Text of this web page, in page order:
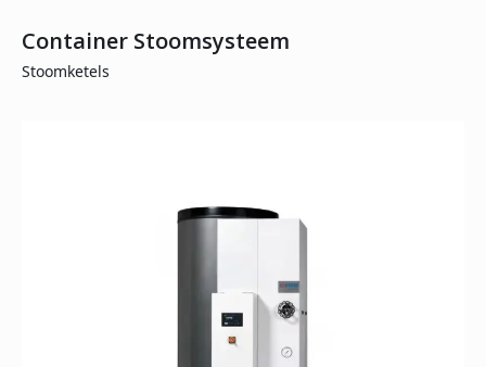
Container Stoomsysteem
Stoomketels